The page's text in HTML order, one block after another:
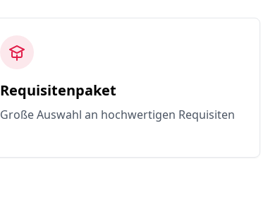
Requisitenpaket
Große Auswahl an hochwertigen Requisiten